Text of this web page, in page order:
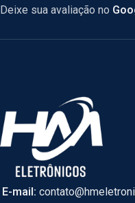
Deixe sua avaliação no
E-mail: